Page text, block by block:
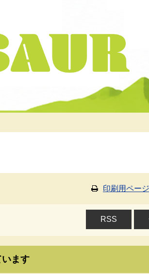
印刷用ペー
RSS
います